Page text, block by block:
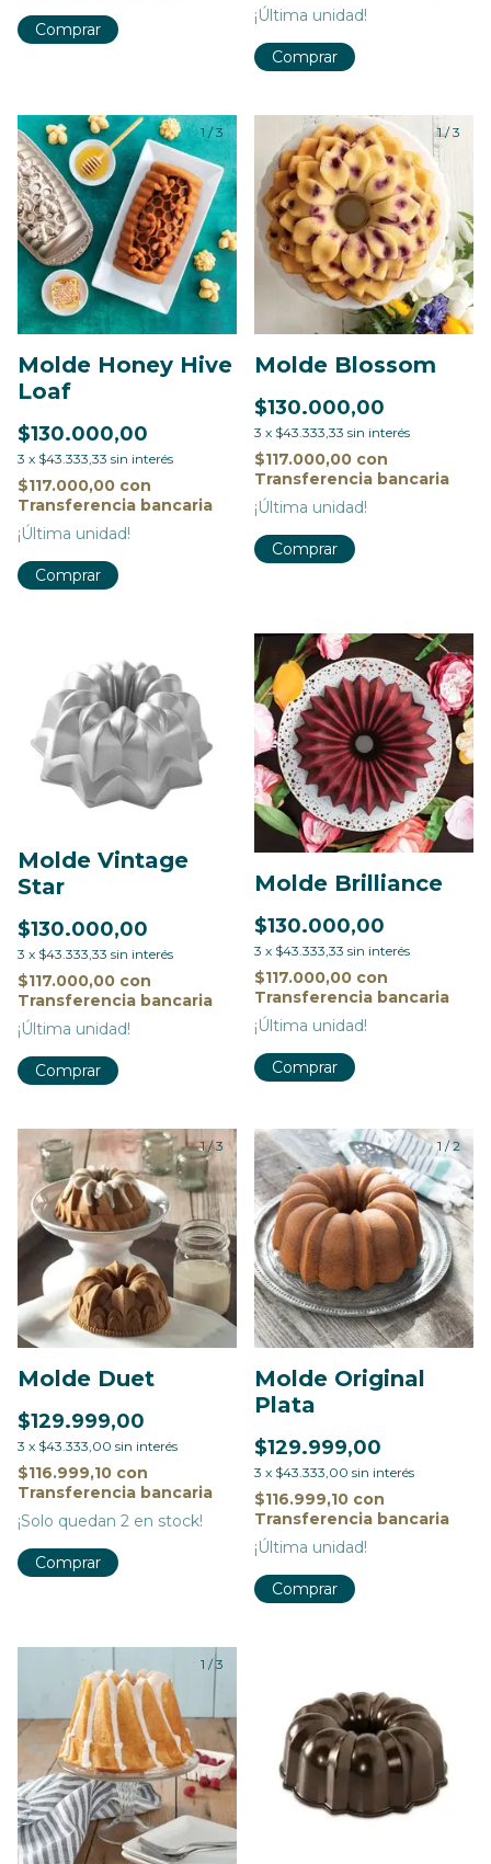
¡Última unidad!
1 /3
Molde Honey Hive
Loaf
$130.000,00
3 x $43.333,33 sin interés
$117.000,00 con
Transferencia bancaria
¡Última unidad!
1/3
Molde Blossom
$130.000,00
3 x $43.333,33 sin interés
$117.000,00 con
Transferencia bancaria
¡Última unidad!
Molde Vintage
Star
$130.000,00
3 x $43.333,33 sin interés
$117.000,00 con
Transferencia bancaria
¡Última unidad!
1/3
Molde Brilliance
$130.000,00
3 x $43.333,33 sin interés
$117.000,00 con
Transferencia bancaria
¡Última unidad!
1/3
Molde Duet
$129.999,00
3 x $43.333,00 sin interés
$116.999,10 con
Transferencia bancaria
¡Solo quedan 2 en stock!
1 /2
Molde Original
Plata
$129.999,00
3 x $43.333,00 sin interés
$116.999,10 con
Transferencia bancaria
¡Última unidad!
1 /3